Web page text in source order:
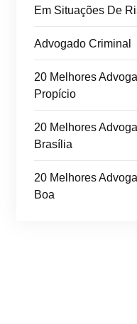
Em Situações De
Advogado Criminal
20 Melhores
Propício
20 Melhores
Brasília
20 Melhores
Boa